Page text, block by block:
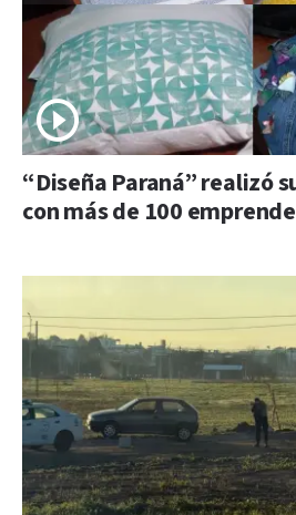
“Diseña Paraná” realizó
con más de 100